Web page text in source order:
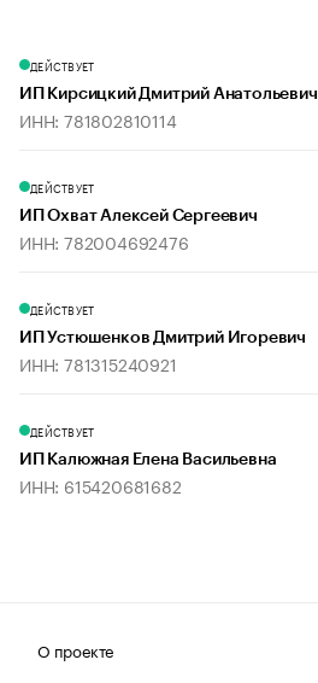
ДЕЙСТВУЕТ
ИП Кирсицкий Дмитрий Анатольевич
ИНН: 781802810114
ДЕЙСТВУЕТ
ИП Охват Алексей Сергеевич
ИНН: 782004692476
ДЕЙСТВУЕТ
ИП Устюшенков Дмитрий Игоревич
ИНН: 781315240921
ДЕЙСТВУЕТ
ИП Калюжная Елена Васильевна
ИНН: 615420681682
О проекте